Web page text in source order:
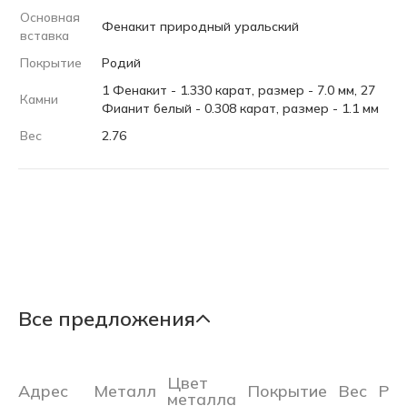
Основная
вставка
Фенакит природный уральский
Покрытие Родий
Камни
1 Фенакит - 1.330 карат, размер - 7.0 мм, 27
Фианит белый - 0.308 карат, размер - 1.1 мм
Вес
2.76
Все предложения
Адрес Металл Цвет
металла Покрытие Вес